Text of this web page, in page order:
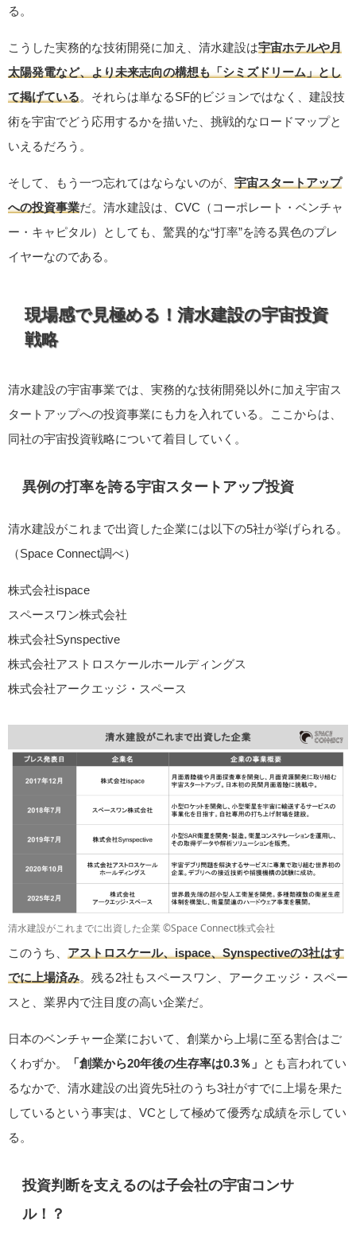
る。
こうした実務的な技術開発に加え、清水建設は宇宙ホテルや月
太陽発電など、より未来志向の構想も「シミズドリーム」とし
て掲げている。それらは単なるSF的ビジョンではなく、建設技
術を宇宙でどう応用するかを描いた、挑戦的なロードマップと
いえるだろう。
そして、もう一つ忘れてはならないのが、 宇宙スタートアップ
への投資事業だ。清水建設は、CVC（コーポレート・ベンチャ
ー・キャピタル）としても、驚異的な“打率”を誇る異色のプレ
イヤーなのである。
現場感で見極める！清水建設の宇宙投資
戦略
清水建設の宇宙事業では、実務的な技術開発以外に加え宇宙ス
タートアップへの投資事業にも力を入れている。ここからは、
同社の宇宙投資戦略について着目していく。
異例の打率を誇る宇宙スタートアップ投資
清水建設がこれまで出資した企業には以下の5社が挙げられる。
（Space Connect調べ）
株式会社ispace
スペースワン株式会社
株式会社Synspective
株式会社アストロスケールホールディングス
株式会社アークエッジ・スペース
清水建設がこれまでに出資した企業 ©Space Connect株式会社
このうち、 アストロスケール、ispace、Synspectiveの3社はす
でに上場済み。残る2社もスペースワン、アークエッジ・スペー
スと、業界内で注目度の高い企業だ。
日本のベンチャー企業において、創業から上場に至る割合はご
くわずか。 「創業から20年後の生存率は0.3％」 とも言われてい
るなかで、清水建設の出資先5社のうち3社がすでに上場を果た
しているという事実は、VCとして極めて優秀な成績を示してい
る。
投資判断を支えるのは子会社の宇宙コンサ
ル！？